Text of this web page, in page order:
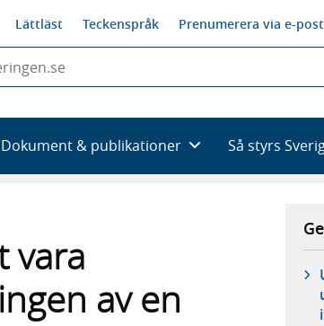
Lättläst Teckenspråk Prenumerera via e-post
Dokument & publikationer Så styrs
vara
av en